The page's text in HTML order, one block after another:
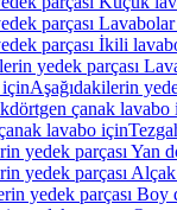
parçası
parçası İkili
yedek parçası
Aşağıdakilerin
çanak lavabo
lavabo için
yedek parçası Yan
yedek parçası
yedek parçası Boy